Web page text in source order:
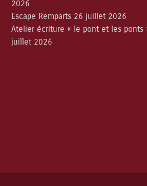
2026
Escape Remparts 26 juillet 2026
Atelier écriture « le pont et les ponts
juillet 2026